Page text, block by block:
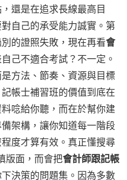
還是在追求長線最高目
自己的承受能力誠實。第
的證照失敗，現在再看會
己不適合考試？不一定。
方法、節奏、資源與目標
帳士補習班的價值到底在
唸給你聽，而在於幫你建
架構，讓你知道每一階段
度才算有效。真正懂搜尋
版面，而會把會計師跟記帳
決策的問題集。因為多數